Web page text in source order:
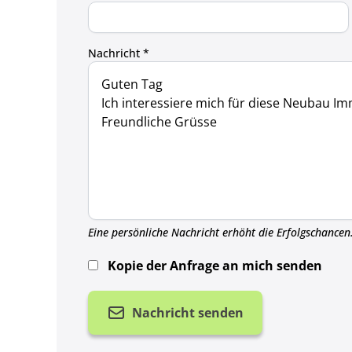
Nachricht *
Eine persönliche Nachricht erhöht die
Kopie der Anfrage an mich senden
Nachricht senden